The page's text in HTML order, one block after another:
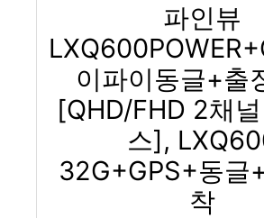
파인뷰
이파이동글+출
[QHD/FHD 2채
스],
32G+GPS+동글
착